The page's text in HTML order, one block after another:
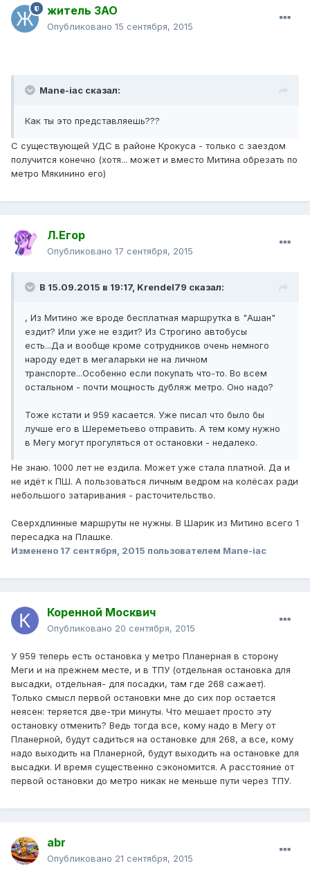
житель ЗАО
Опубликовано 15 сентября, 2015
Mane-iac сказал:
Как ты это представляешь???
С существующей УДС в районе Крокуса - только с заездом
получится конечно (хотя... может и вместо Митина обрезать по
метро Мякинино его)
Л.Егор
Опубликовано 17 сентября, 2015
В 15.09.2015 в 19:17, Krendel79 сказал:
, Из Митино же вроде бесплатная маршрутка в "Ашан"
ездит? Или уже не ездит? Из Строгино автобусы
есть...Да и вообще кроме сотрудников очень немного
народу едет в мегаларьки не на личном
транспорте...Особенно если покупать что-то. Во всем
остальном - почти мощность дубляж метро. Оно надо?
Тоже кстати и 959 касается. Уже писал что было бы
лучше его в Шереметьево отправить. А тем кому нужно
в Мегу могут прогуляться от остановки - недалеко.
Не знаю. 1000 лет не ездила. Может уже стала платной. Да и
не идёт к ПШ. А пользоваться личным ведром на колёсах ради
небольшого затаривания - расточительство.
Сверхдлинные маршруты не нужны. В Шарик из Митино всего 1
пересадка на Плашке.
Изменено 17 сентября, 2015 пользователем Mane-iac
Коренной Москвич
Опубликовано 20 сентября, 2015
У 959 теперь есть остановка у метро Планерная в сторону
Меги и на прежнем месте, и в ТПУ (отдельная остановка для
высадки, отдельная- для посадки, там где 268 сажает).
Только смысл первой остановки мне до сих пор остается
неясен: теряется две-три минуты. Что мешает просто эту
остановку отменить? Ведь тогда все, кому надо в Мегу от
Планерной, будут садиться на остановке для 268, а все, кому
надо выходить на Планерной, будут выходить на остановке для
высадки. И время существенно сэкономится. А расстояние от
первой остановки до метро никак не меньше пути через ТПУ.
abr
Опубликовано 21 сентября, 2015